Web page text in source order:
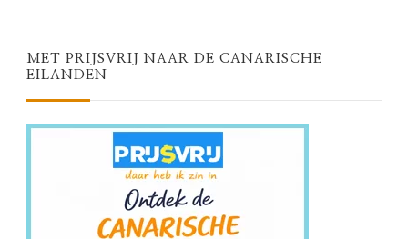
MET PRIJSVRIJ NAAR DE CANARISCHE
EILANDEN